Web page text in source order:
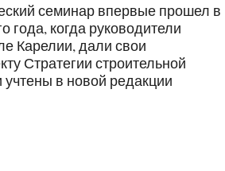
семинар впервые прошел в
года, когда руководители
Карелии, дали свои
Стратегии строительной
в новой редакции